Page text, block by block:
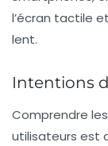
l’écran tactile
lent.
Intentions
Comprendre les
utilisateurs est